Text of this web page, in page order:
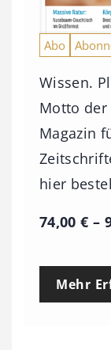
Abo
Wissen.
Motto der
Magazin
hier
74,00€ –
Mehr